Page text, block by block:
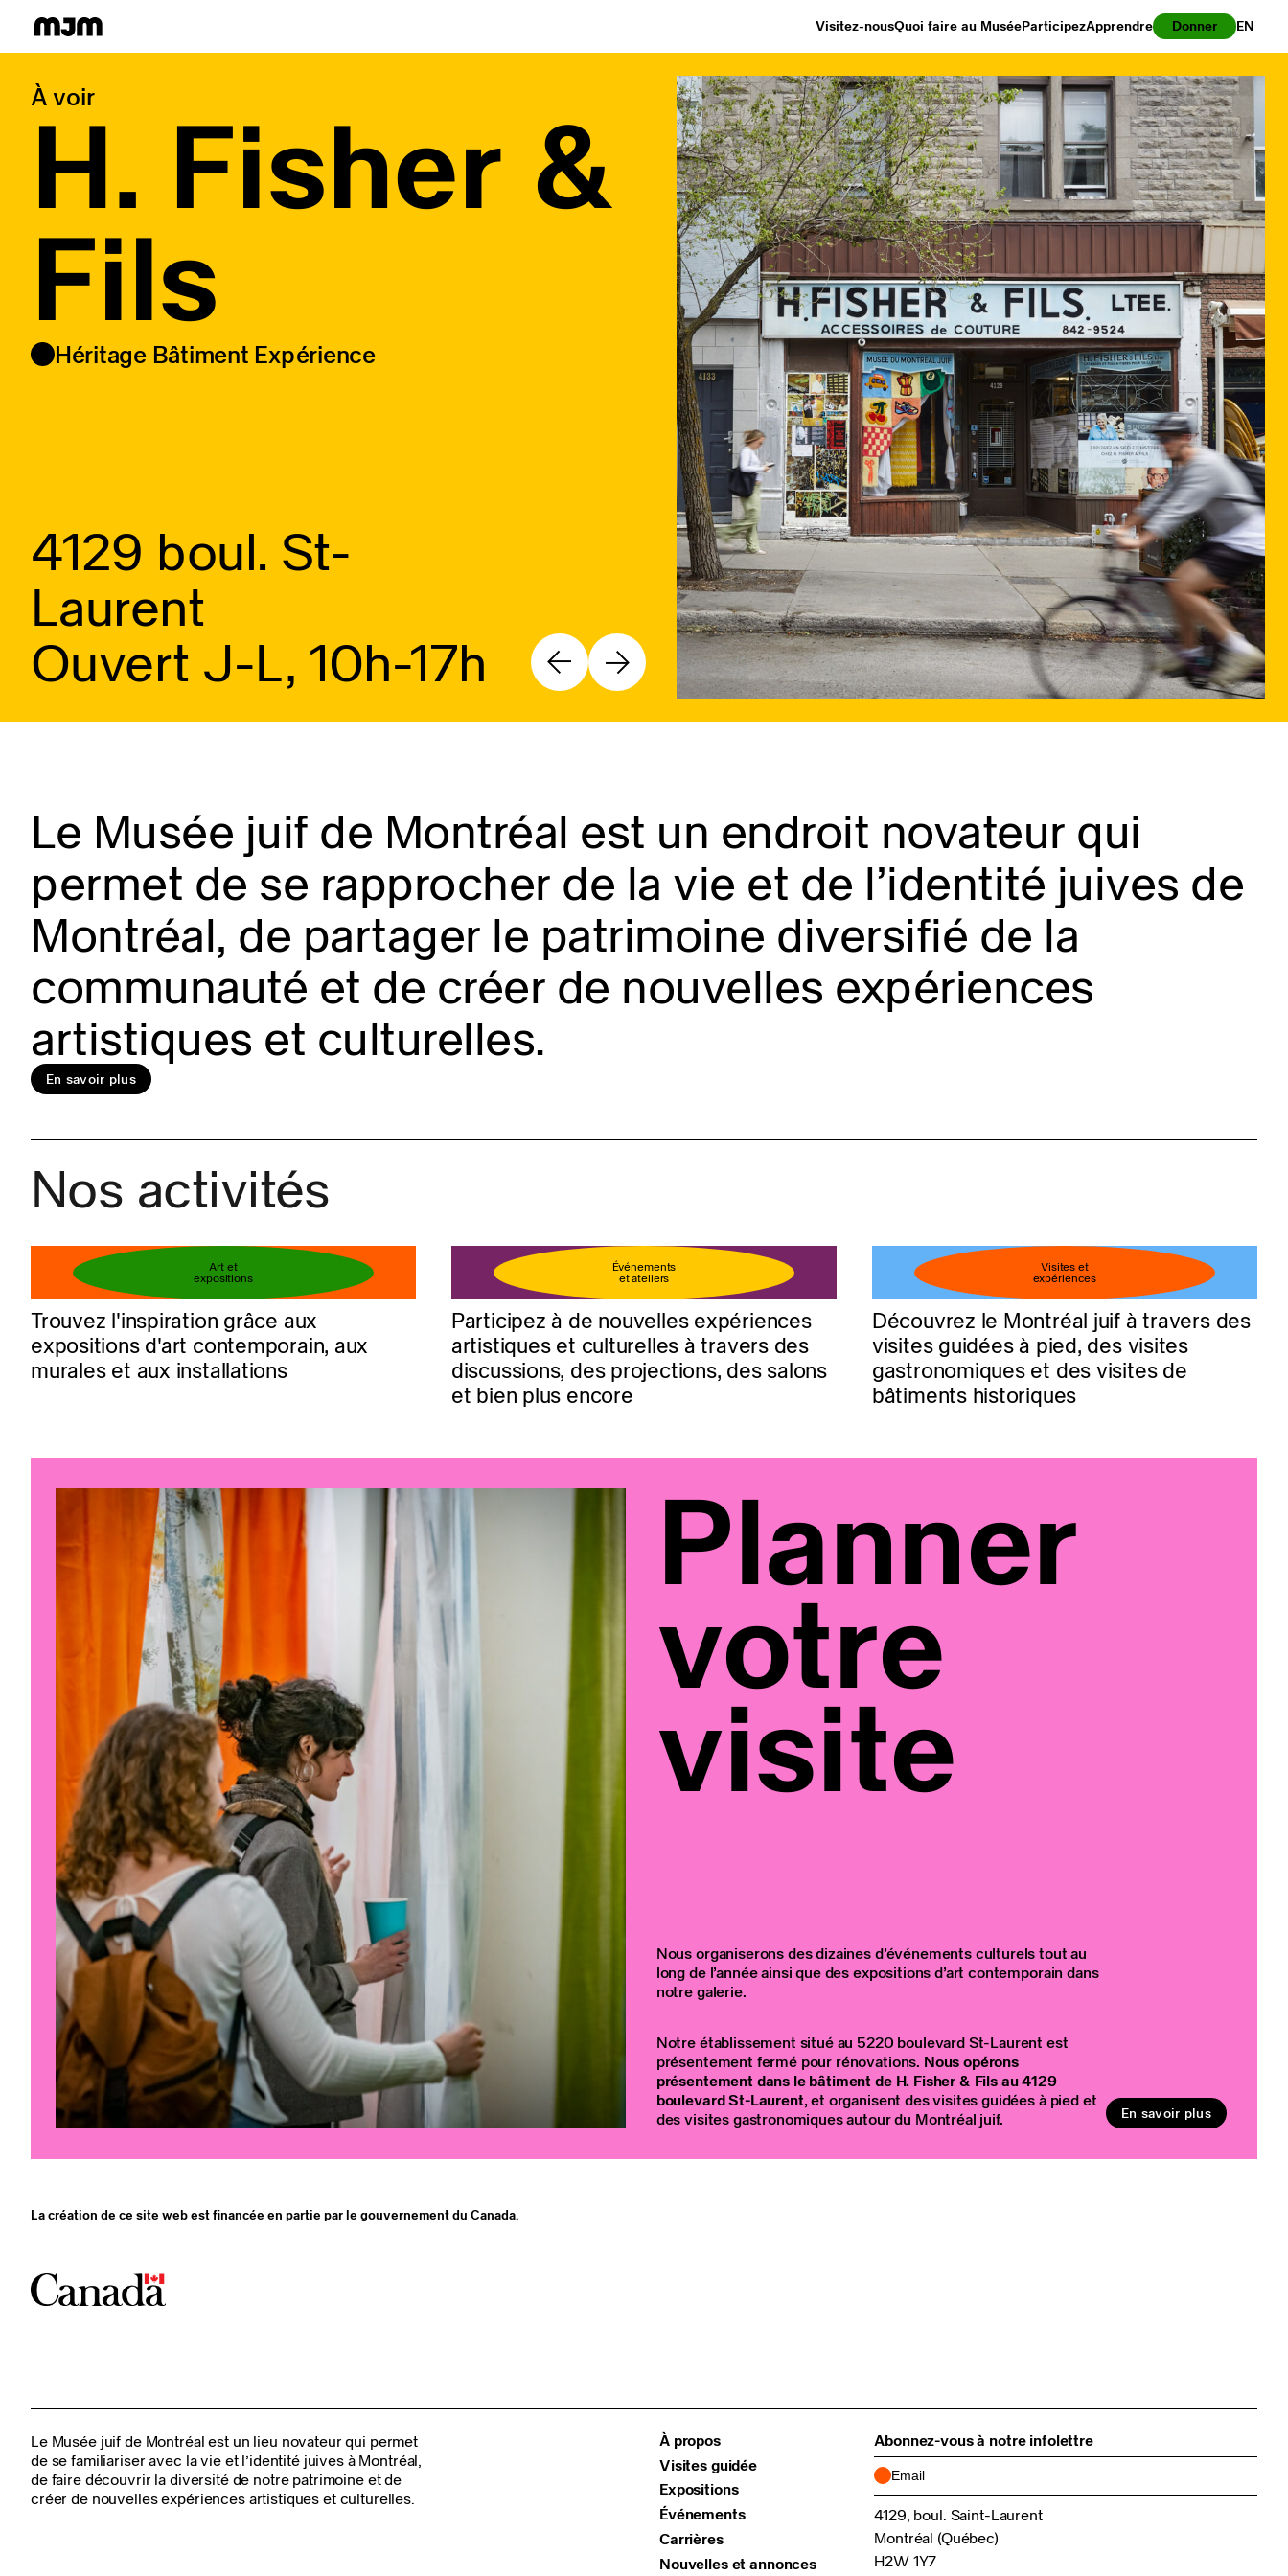
Visitez-nousQuoi faire au MuséeParticipezApprendre Donner EN
Homepage
À voir
H. Fisher &
Fils
Héritage Bâtiment Expérience
4129 boul. St-
Laurent
Ouvert J-L, 10h-17h
Réservez votre billet
En savoir plus
Le Musée juif de Montréal est un endroit novateur qui
permet de se rapprocher de la vie et de l’identité juives de
Montréal, de partager le patrimoine diversifié de la
communauté et de créer de nouvelles expériences
artistiques et culturelles.
En savoir plus
Nos activités
Art et
expositions
Trouvez l'inspiration grâce aux
expositions d'art contemporain, aux
murales et aux installations
Événements
et ateliers
Participez à de nouvelles expériences
artistiques et culturelles à travers des
discussions, des projections, des salons
et bien plus encore
Visites et
expériences
Découvrez le Montréal juif à travers des
visites guidées à pied, des visites
gastronomiques et des visites de
bâtiments historiques
Planner
votre
visite
Nous organiserons des dizaines d’événements culturels tout au
long de l’année ainsi que des expositions d’art contemporain dans
notre galerie.
Notre établissement situé au 5220 boulevard St-Laurent est
présentement fermé pour rénovations. Nous opérons
présentement dans le bâtiment de H. Fisher & Fils au 4129
boulevard St-Laurent, et organisent des visites guidées à pied et
des visites gastronomiques autour du Montréal juif.
En savoir plus
La création de ce site web est financée en partie par le gouvernement du Canada.
Le Musée juif de Montréal est un lieu novateur qui permet
de se familiariser avec la vie et l’identité juives à Montréal,
de faire découvrir la diversité de notre patrimoine et de
créer de nouvelles expériences artistiques et culturelles.
À propos
Visites guidée
Expositions
Événements
Carrières
Nouvelles et annonces
Abonnez-vous à notre infolettre
4129, boul. Saint-Laurent
Montréal (Québec)
H2W 1Y7